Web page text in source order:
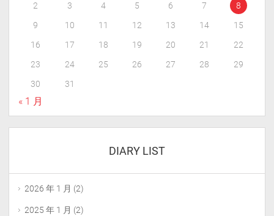
2
3 4 5 6 7
8
9
10 11 12 13 14
15
16
17 18 19 20 21
22
23
24 25 26 27 28
29
30
31
« 1 月
DIARY LIST
2026 年 1 月 (2)
2025 年 1 月 (2)